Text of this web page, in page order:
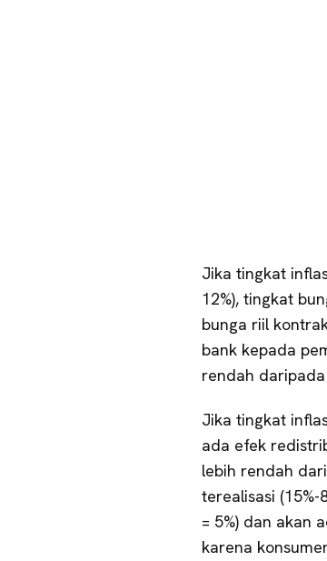
Jika tingkat
12%), tingkat
bunga riil
bank kepada
rendah daripada
Jika tingkat
ada efek
lebih rendah
terealisasi (15%-
= 5%) dan akan
karena